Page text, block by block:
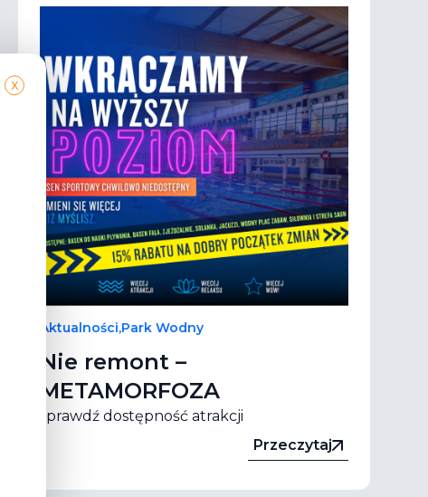
Aktualności,Park Wodny
Nie remont –
METAMORFOZA
sprawdź dostępność atrakcji
Przeczytaj
X